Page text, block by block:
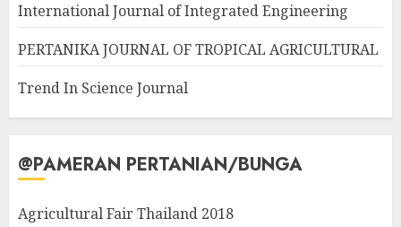
International Journal of Integrated Engineering
PERTANIKA JOURNAL OF TROPICAL AGRICULTURAL
Trend In Science Journal
@PAMERAN PERTANIAN/BUNGA
Agricultural Fair Thailand 2018